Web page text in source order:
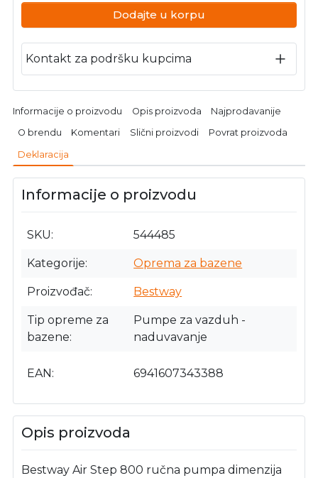
Dodajte u korpu
Kontakt za podršku kupcima
Informacije o proizvodu Opis proizvoda Najprodavanije
O brendu Komentari Slični proizvodi Povrat proizvoda
Deklaracija
Informacije o proizvodu
SKU 544485
Kategorije Oprema za bazene
Proizvođač Bestway
Tip opreme za
bazene
Pumpe za vazduh -
naduvavanje
EAN 6941607343388
Opis proizvoda
Bestway Air Step 800 ručna pumpa dimenzija